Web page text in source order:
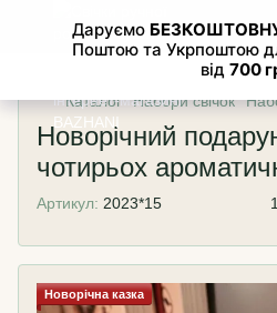
Каталог Набори свічок
Новорічний
чотирьох
Артикул: 2023*15
Новорічна казка